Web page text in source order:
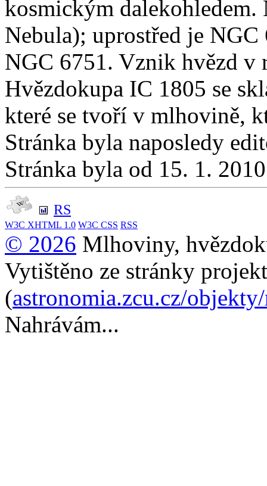
kosmickým dalekohledem.
Nebula); uprostřed je
NGC 6751. Vznik hvězd v
Hvězdokupa IC 1805 se
které se tvoří v mlhovině,
Stránka byla naposledy
Stránka byla od 15. 1.
RS
W3C XHTML 1.0 W3C CSS RSS
© 2026 Mlhoviny,
Vytištěno ze stránky
(astronomia.zcu.cz/
Nahrávám...